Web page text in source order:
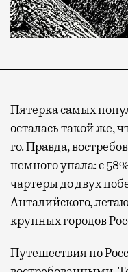
Пятерка самых
осталась такой же,
го. Правда,
немного упала: с
чартеры до двух
Анталийского,
крупных городов
Путешествия по